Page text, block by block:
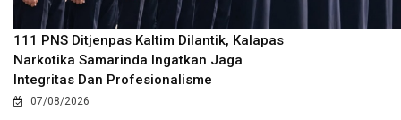
111 PNS Ditjenpas Kaltim Dilantik, Kalapas
Narkotika Samarinda Ingatkan Jaga
Integritas Dan Profesionalisme
07/08/2026